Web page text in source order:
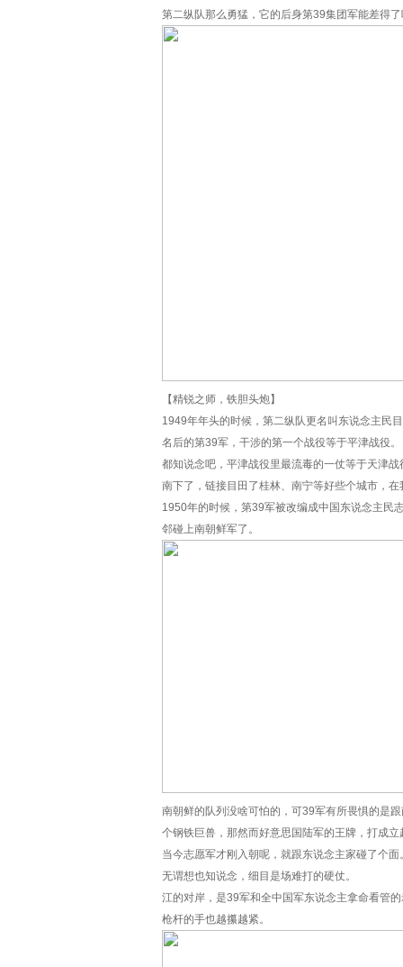
第二纵队那么勇猛，它的后身第39集团军能差得
【精锐之师，铁胆头炮】
1949年年头的时候，第二纵队更名叫东说念主民
名后的第39军，干涉的第一个战役等于平津战役。
都知说念吧，平津战役里最流毒的一仗等于天津
南下了，链接目田了桂林、南宁等好些个城市，
1950年的时候，第39军被改编成中国东说念主民
邻碰上南朝鲜军了。
南朝鲜的队列没啥可怕的，可39军有所畏惧的是
个钢铁巨兽，那然而好意思国陆军的王牌，打成
当今志愿军才刚入朝呢，就跟东说念主家碰了个
无谓想也知说念，细目是场难打的硬仗。
江的对岸，是39军和全中国军东说念主拿命看管
枪杆的手也越攥越紧。